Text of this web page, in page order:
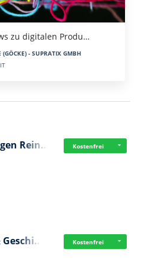
zu digitalen Produ…
(GÖCKE) - SUPRATIX GMBH
Rein… Kostenfrei
Kostenfrei